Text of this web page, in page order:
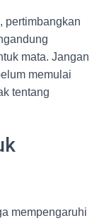
pertimbangkan
mata. Jangan
memulai
tentang
mempengaruhi